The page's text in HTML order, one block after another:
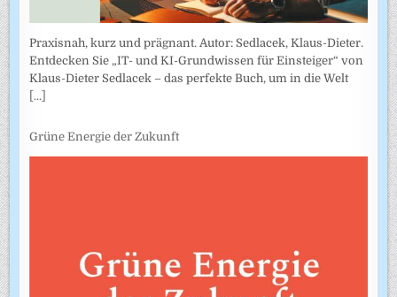
Praxisnah, kurz und prägnant. Autor: Sedlacek, Klaus-Dieter.
Entdecken Sie „IT- und KI-Grundwissen für Einsteiger“ von
Klaus-Dieter Sedlacek – das perfekte Buch, um in die Welt
[...]
Grüne Energie der Zukunft